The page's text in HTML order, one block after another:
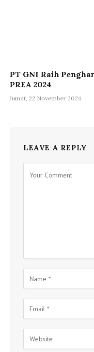
PT GNI Raih
PREA 2024
Jumat, 22 November 2024
LEAVE A REPLY